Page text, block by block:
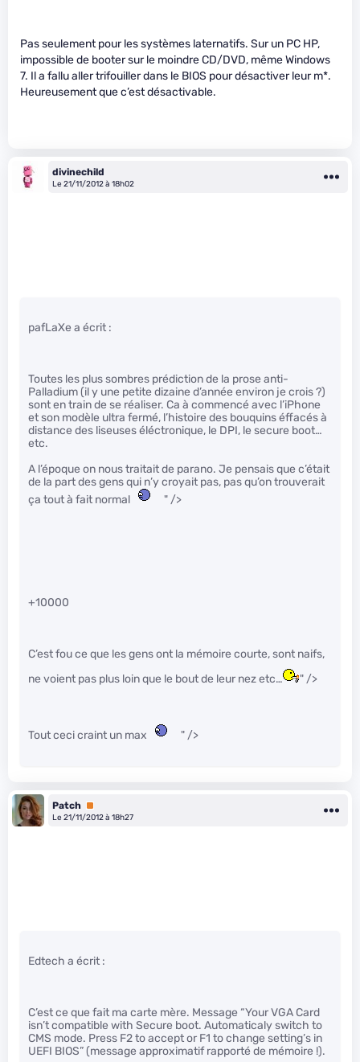
Pas seulement pour les systèmes laternatifs. Sur un PC HP,
impossible de booter sur le moindre CD/DVD, même Windows
7. Il a fallu aller trifouiller dans le BIOS pour désactiver leur m*.
Heureusement que c’est désactivable.
divinechild
Le 21/11/2012 à 18h02
pafLaXe a écrit :
Toutes les plus sombres prédiction de la prose anti-
Palladium (il y une petite dizaine d’année environ je crois ?)
sont en train de se réaliser. Ca à commencé avec l’iPhone
et son modèle ultra fermé, l’histoire des bouquins éffacés à
distance des liseuses éléctronique, le DPI, le secure boot…
etc.
A l’époque on nous traitait de parano. Je pensais que c’était
de la part des gens qui n’y croyait pas, pas qu’on trouverait
ça tout à fait normal
" />
+10000
C’est fou ce que les gens ont la mémoire courte, sont naifs,
ne voient pas plus loin que le bout de leur nez etc…
" />
Tout ceci craint un max " />
Patch Premium
Le 21/11/2012 à 18h27
Edtech a écrit :
C’est ce que fait ma carte mère. Message “Your VGA Card
isn’t compatible with Secure boot. Automaticaly switch to
CMS mode. Press F2 to accept or F1 to change setting’s in
UEFI BIOS” (message approximatif rapporté de mémoire !).